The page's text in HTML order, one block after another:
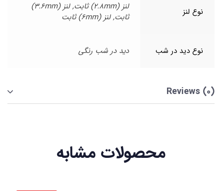
نوع لنز
لنز (2.8mm) ثابت, لنز (3.6mm)
ثابت, لنز (6mm) ثابت
نوع دید در شب دید در شب رنگی
Reviews (0)
محصولات مشابه